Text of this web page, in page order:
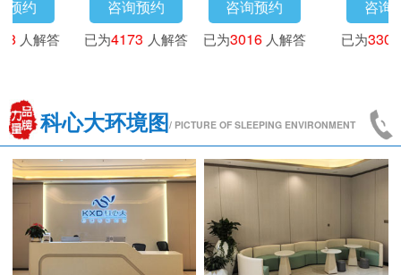
已为3718 人解答
咨询预约
已为4173人解答 已为3016 人解答
科心大环境图/ PICTURE OF SLEEPING ENVIRONMENT